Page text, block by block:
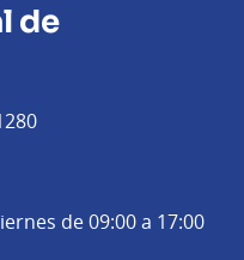
de
de 09:00 a 17:00